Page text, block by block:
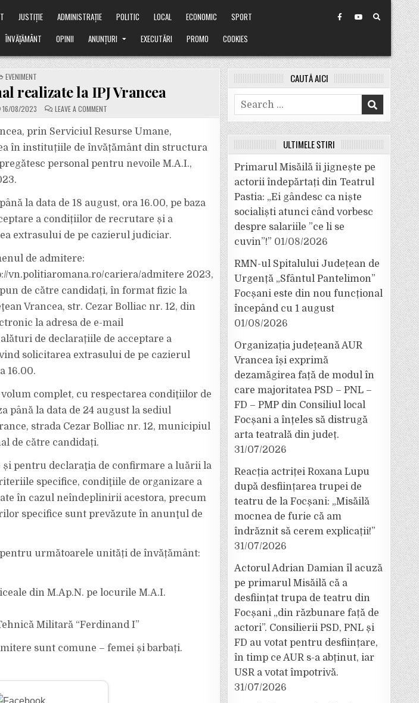
JUSTIȚIE ADMINISTRAȚIE POLITIC LOCAL ECONOMIC
SPORT
ÎNVĂȚĂMÂNT OPINII ANUNȚURI EXECUTĂRI PROMO COOKIES
POSTED
IN
EVENIMENT
realizate la IPJ Vrancea
16/08/2023 LEAVE A COMMENTON
RECRUTĂRI
PERSONAL
REALIZATE
LA
IPJ
VRANCEA
prin Serviciul Resurse Umane,
în instituțiile de învățământ din structura
personal pentru nevoile M.A.I.,
la data de 18 august, ora 16.00, pe baza
a condițiilor de recrutare și a
extrasului de pe cazierul judiciar.
de admitere:
vn.politiaromana.ro/cariera/admitere 2023,
de către candidați, în format fizic la
Vrancea, str. Cezar Bolliac nr. 12, din
la adresa de e-mail
de declarațiile de acceptare a
solicitarea extrasului de pe cazierul
16.00.
complet, cu respectarea condiţiilor de
până la data de 24 august la sediul
strada Cezar Bolliac nr. 12, municipiul
de către candidați.
pentru declaraţia de confirmare a luării la
specifice, condiţiile de organizare a
în cazul neîndeplinirii acestora, precum
specifice sunt prevăzute în anunţul de
următoarele unități de învățământ:
din M.Ap.N. pe locurile M.A.I.
Militară “Ferdinand I”
sunt comune – femei și barbați.
CAUTĂ AICI
Search
for:
ULTIMELE ȘTIRI
Primarul Misăilă îi jignește pe
actorii îndepărtați din Teatrul
Pastia: „Ei gândesc ca niște
socialiști atunci când vorbesc
despre salariile ”ce li se
cuvin”!” 01/08/2026
RMN-ul Spitalului Județean de
Urgență „Sfântul Pantelimon”
Focșani este din nou funcțional
începând cu 1 august
01/08/2026
Organizația județeană AUR
Vrancea își exprimă
dezamăgirea față de modul în
care majoritatea PSD – PNL –
FD – PMP din Consiliul local
Focșani a înțeles să distrugă
arta teatrală din județ.
31/07/2026
Reacția actriței Roxana Lupu
după desființarea trupei de
teatru de la Focșani: „Misăilă
mocnea de furie că am
îndrăznit să cerem explicații!”
31/07/2026
Actorul Adrian Damian îl acuză
pe primarul Misăilă că a
desființat trupa de teatru din
Focșani „din răzbunare față de
actori”. Consilierii PSD, PNL și
FD au votat pentru desființare,
în timp ce AUR s-a abținut, iar
USR a votat împotrivă.
31/07/2026